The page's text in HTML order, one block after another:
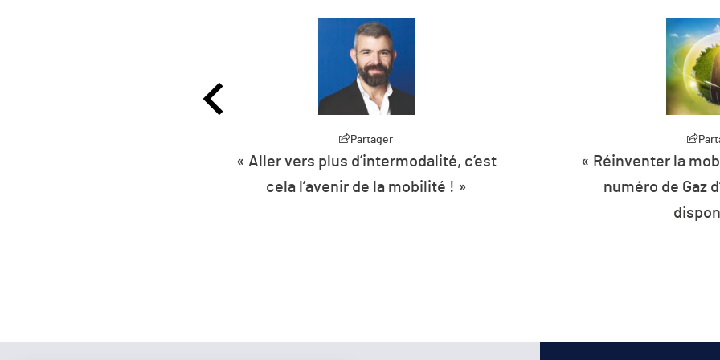
Partager
« Réinventer la mobilité » : le nouveau
numéro de Gaz d’aujourd’hui est
« La mobilité de
faisceau de